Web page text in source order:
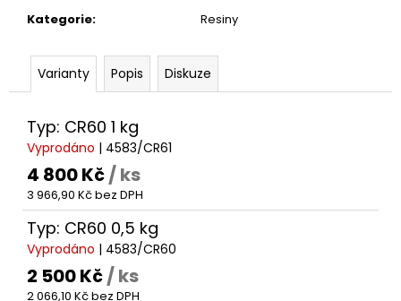
Kategorie: Resiny
Varianty Popis Diskuze
Typ: CR60 1 kg
Vyprodáno | 4583/CR61
4 800 Kč/ ks
3 966,90 Kč bez DPH
Typ: CR60 0,5 kg
Vyprodáno | 4583/CR60
2 500 Kč/ ks
2 066,10 Kč bez DPH
e